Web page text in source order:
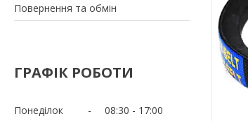
Повернення та обмін
ГРАФІК РОБОТИ
Понеділок 08:30
17:00